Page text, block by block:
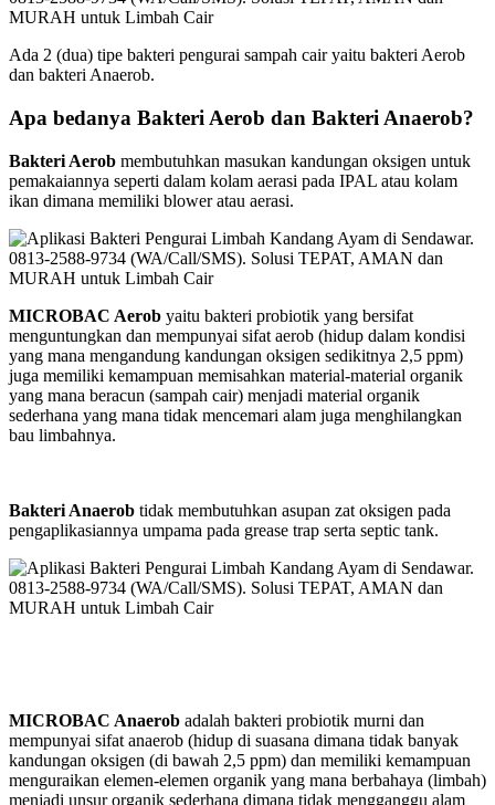
Ada 2 (dua) tipe bakteri pengurai sampah cair yaitu bakteri Aerob
dan bakteri Anaerob.
Apa bedanya Bakteri Aerob dan Bakteri Anaerob?
Bakteri Aerob membutuhkan masukan kandungan oksigen untuk
pemakaiannya seperti dalam kolam aerasi pada IPAL atau kolam
ikan dimana memiliki blower atau aerasi.
MICROBAC Aerob yaitu bakteri probiotik yang bersifat
menguntungkan dan mempunyai sifat aerob (hidup dalam kondisi
yang mana mengandung kandungan oksigen sedikitnya 2,5 ppm)
juga memiliki kemampuan memisahkan material-material organik
yang mana beracun (sampah cair) menjadi material organik
sederhana yang mana tidak mencemari alam juga menghilangkan
bau limbahnya.
Bakteri Anaerob tidak membutuhkan asupan zat oksigen pada
pengaplikasiannya umpama pada grease trap serta septic tank.
MICROBAC Anaerob adalah bakteri probiotik murni dan
mempunyai sifat anaerob (hidup di suasana dimana tidak banyak
kandungan oksigen (di bawah 2,5 ppm) dan memiliki kemampuan
menguraikan elemen-elemen organik yang mana berbahaya (limbah)
menjadi unsur organik sederhana dimana tidak mengganggu alam